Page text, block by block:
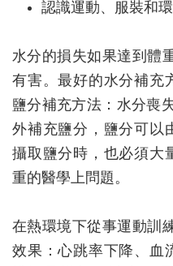
認識運動、服裝和
水分的損失如果達到體
有害。最好的水分補充
鹽分補充方法：水分喪
外補充鹽分，鹽分可以
攝取鹽分時，也必須大
重的醫學上問題。
在熱環境下從事運動訓
效果：心跳率下降、血